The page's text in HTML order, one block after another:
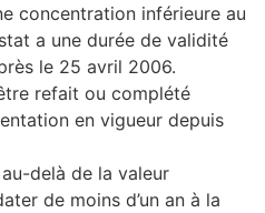
concentration inférieure au
a une durée de validité
le 25 avril 2006.
refait ou complété
en vigueur depuis
delà de la valeur
de moins d’un an à la